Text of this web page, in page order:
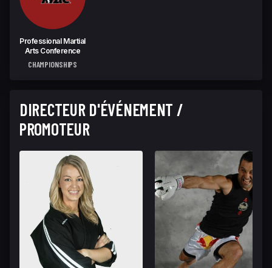
Professional Martial
Arts Conference
CHAMPIONSHIPS
DIRECTEUR D'ÉVÉNEMENT /
PROMOTEUR